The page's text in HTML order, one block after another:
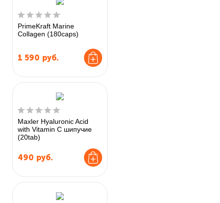
PrimeKraft Marine
Collagen (180caps)
1 590 руб.
Maxler Hyaluronic Acid
with Vitamin C шипучие
(20tab)
490 руб.